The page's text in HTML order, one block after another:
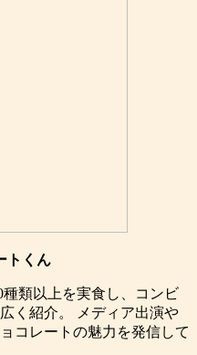
トくん
類以上を実食し、コンビ
く紹介。 メディア出演や
コレートの魅力を発信して